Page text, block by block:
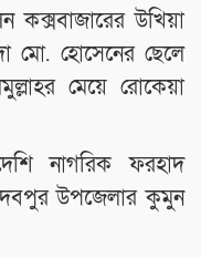
কক্সবাজারের উখিয়া
মো. হোসেনের ছেলে
মেয়ে রোকেয়া
নাগরিক ফরহাদ
উপজেলার কুমুন